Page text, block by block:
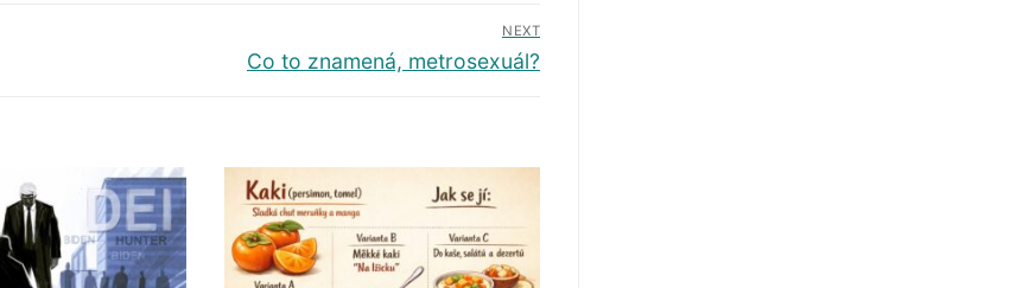
NEXT
Další
Co to znamená, metrosexuál?